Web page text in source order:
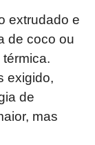
extrudado e
de coco ou
exigido,
de
mas